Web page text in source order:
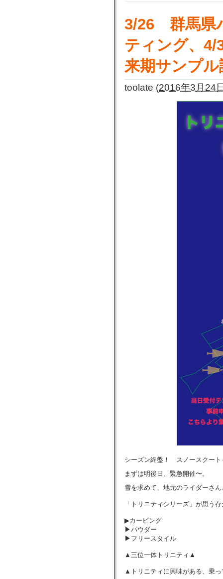
3/26 群馬県
ティング、4/
来期サンプ
toolate (2016年3月24
シーズン終盤！ スノースクート
まずは明後日、緊急開催〜。
雪を求めて、地元のライダーさ
「トリニティシリーズ」が思う
▶︎カービング
▶︎パウダー
▶︎フリースタイル
▲三位一体トリニティ▲
▲トリニティに興味がある、乗